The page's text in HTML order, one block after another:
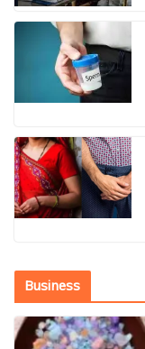
Business